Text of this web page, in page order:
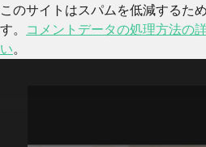
このサイトはスパムを低減するた
す。
コメントデータの処理方法の
い。